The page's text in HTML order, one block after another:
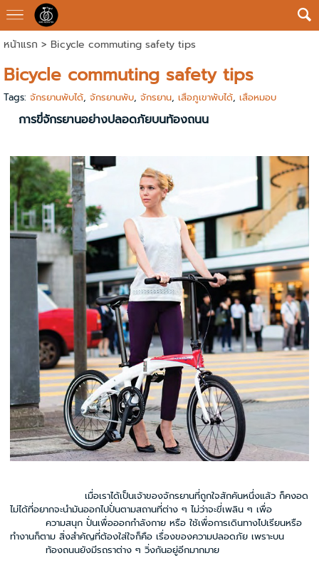
หน้าแรก > Bicycle commuting safety tips
Bicycle commuting safety tips
Tags: จักรยานพับได้, จักรยานพับ, จักรยาน, เสือภูเขาพับได้, เสือหมอบ
การขี่จักรยานอย่างปลอดภัยบนท้องถนน
เมื่อเราได้เป็นเจ้าของจักรยานที่ถูกใจสักคันหนึ่งแล้ว ก็คงอด
ไม่ได้ที่อยากจะนำมันออกไปปั่นตามสถานที่ต่าง ๆ ไม่ว่าจะขี่เพลิน ๆ เพื่อ
ความสนุก ปั่นเพื่อออกกำลังกาย หรือ ใช้เพื่อการเดินทางไปเรียนหรือ
ทำงานก็ตาม สิ่งสำคัญที่ต้องใส่ใจก็คือ เรื่องของความปลอดภัย เพราะบน
ท้องถนนยังมีรถราต่าง ๆ วิ่งกันอยู่อีกมากมาย